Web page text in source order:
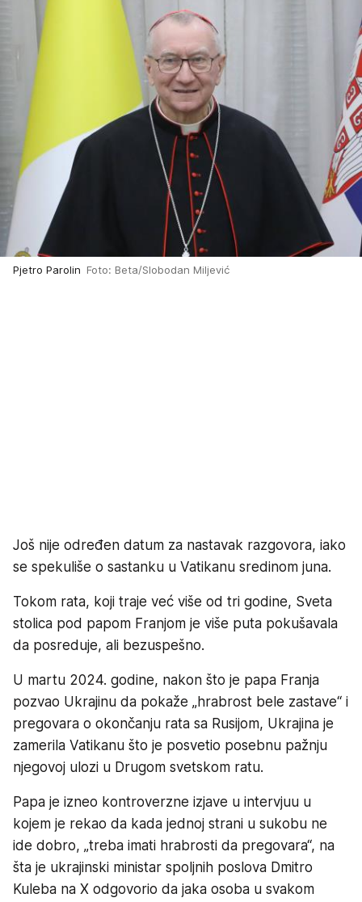
Pjetro Parolin Foto: Beta/Slobodan Miljević
Još nije određen datum za nastavak razgovora, iako
se spekuliše o sastanku u Vatikanu sredinom juna.
Tokom rata, koji traje već više od tri godine, Sveta
stolica pod papom Franjom je više puta pokušavala
da posreduje, ali bezuspešno.
U martu 2024. godine, nakon što je papa Franja
pozvao Ukrajinu da pokaže „hrabrost bele zastave“ i
pregovara o okončanju rata sa Rusijom, Ukrajina je
zamerila Vatikanu što je posvetio posebnu pažnju
njegovoj ulozi u Drugom svetskom ratu.
Papa je izneo kontroverzne izjave u intervjuu u
kojem je rekao da kada jednoj strani u sukobu ne
ide dobro, „treba imati hrabrosti da pregovara“, na
šta je ukrajinski ministar spoljnih poslova Dmitro
Kuleba na X odgovorio da jaka osoba u svakom